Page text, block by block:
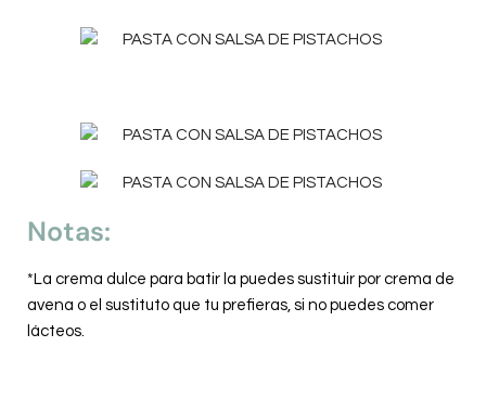
Notas:
*La crema dulce para batir la puedes sustituir por crema de
avena o el sustituto que tu prefieras, si no puedes comer
lácteos.